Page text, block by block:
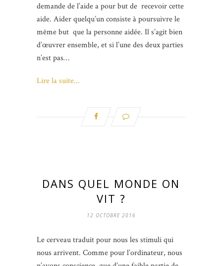
demande de l’aide a pour but de recevoir cette
aide. Aider quelqu’un consiste à poursuivre le
même but que la personne aidée. Il s’agit bien
d’œuvrer ensemble, et si l’une des deux parties
n’est pas…
Lire la suite...
DANS QUEL MONDE ON
VIT ?
12 OCTOBRE 2016
Le cerveau traduit pour nous les stimuli qui
nous arrivent. Comme pour l’ordinateur, nous